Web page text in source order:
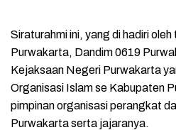
Siraturahmi ini, yang di hadiri
Purwakarta, Dandim 0619
Kejaksaan Negeri Purwakarta
Organisasi Islam se Kabupaten
pimpinan organisasi perangkat
Purwakarta serta jajaranya.